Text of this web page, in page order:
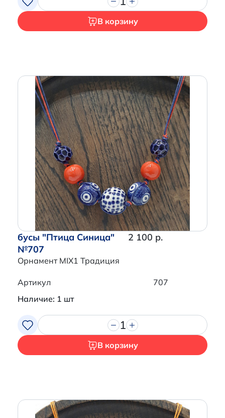
В корзину
бусы "Птица Синица"
№707
Орнамент MIX1 Традиция
2 100 р.
Артикул
707
Наличие: 1 шт
1
В корзину